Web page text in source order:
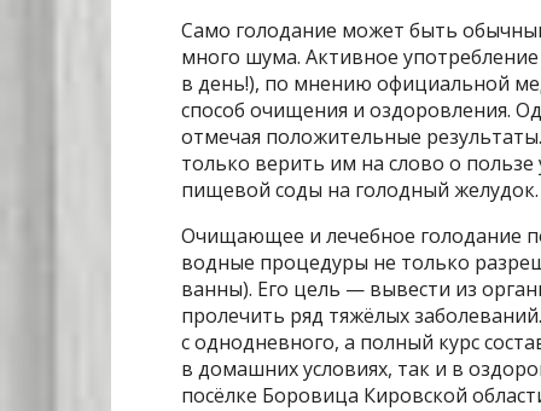
Само голодание может быть
много шума. Активное
в день!), по мнению официальной
способ очищения и оздоровления.
отмечая положительные
только верить им на слово о
пищевой соды на голодный желудок.
Очищающее и лечебное голодание
водные процедуры не только
ванны). Его цель — вывести из
пролечить ряд тяжёлых
с однодневного, а полный курс
в домашних условиях, так и в
посёлке Боровица Кировской